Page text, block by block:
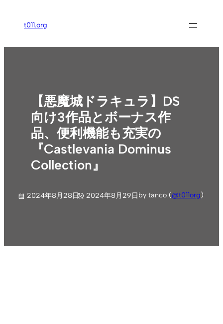
ス
t011.org
【悪魔城ドラキュラ】DS
向け3作品とボーナス作
品、便利機能も充実の
『Castlevania Dominus
Collection』
2024年8月28日 2024年8月29日by tanco (@t011org)